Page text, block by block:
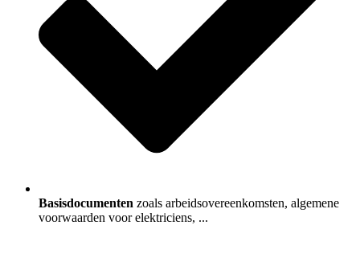
Basisdocumenten zoals arbeidsovereenkomsten, algemene
voorwaarden voor elektriciens, ...